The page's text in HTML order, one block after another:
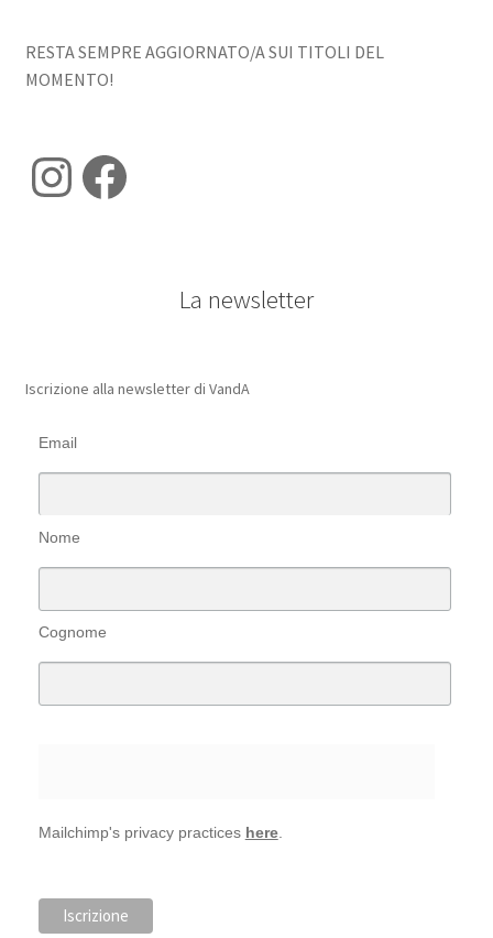
RESTA SEMPRE AGGIORNATO/A SUI TITOLI DEL
MOMENTO!
Instagram
Facebook
La newsletter
Iscrizione alla newsletter di VandA
Email
Nome
Cognome
Mailchimp's privacy practices here.